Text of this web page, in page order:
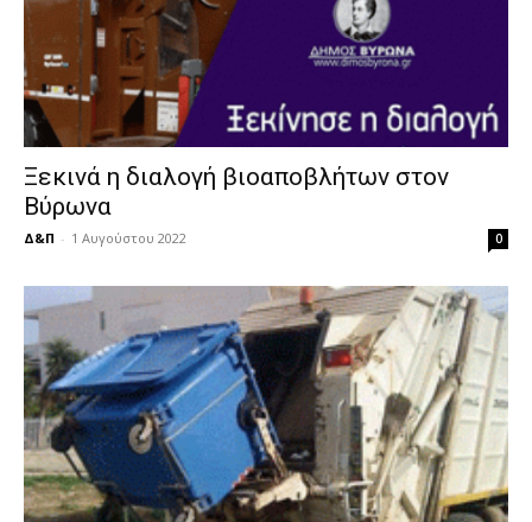
Ξεκινά η διαλογή βιοαποβλήτων στον
Βύρωνα
Δ&Π - 1 Αυγούστου 2022 0